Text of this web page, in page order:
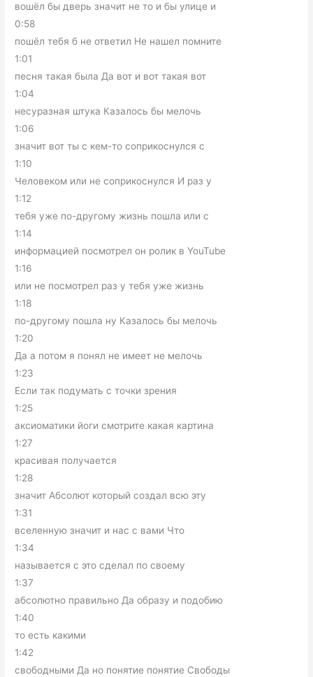
вошёл бы дверь значит не то и бы улице и
0:58
пошёл тебя б не ответил Не нашел помните
1:01
песня такая была Да вот и вот такая вот
1:04
несуразная штука Казалось бы мелочь
1:06
значит вот ты с кем-то соприкоснулся с
1:10
Человеком или не соприкоснулся И раз у
1:12
тебя уже по-другому жизнь пошла или с
1:14
информацией посмотрел он ролик в YouTube
1:16
или не посмотрел раз у тебя уже жизнь
1:18
по-другому пошла ну Казалось бы мелочь
1:20
Да а потом я понял не имеет не мелочь
1:23
Если так подумать с точки зрения
1:25
аксиоматики йоги смотрите какая картина
1:27
красивая получается
1:28
значит Абсолют который создал всю эту
1:31
вселенную значит и нас с вами Что
1:34
называется с это сделал по своему
1:37
абсолютно правильно Да образу и подобию
1:40
то есть какими
1:42
свободными Да но понятие понятие Свободы